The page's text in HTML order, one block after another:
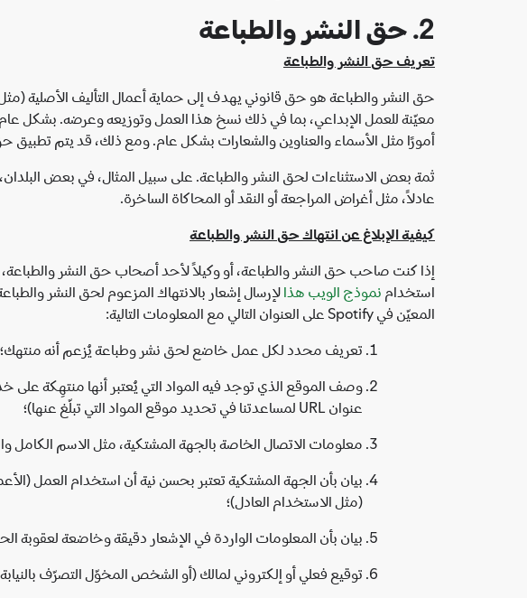
2. حق النشر والطباعة
تعريف حق النشر والطباعة
حق النشر والطباعة هو حق قانوني يهدف إلى حماية أعمال التأليف الأصلية
معيّنة للعمل الإبداعي، بما في ذلك نسخ هذا العمل وتوزيعه وعرضه. بشكل
أمورًا مثل الأسماء والعناوين والشعارات بشكل عام. ومع ذلك، قد يتم تطبيق
ثمة بعض الاستثناءات لحق النشر والطباعة. على سبيل المثال، في بعض
عادلاً، مثل أغراض المراجعة أو النقد أو المحاكاة الساخرة.
كيفية الإبلاغ عن انتهاك حق النشر والطباعة
استخدام نموذج الويب هذالإرسال إشعار بالانتهاك المزعوم لحق النشر
المعيّن في Spotify على العنوان التالي مع المعلومات التالية:
تعريف محدد لكل عمل خاضع لحق نشر وطباعة يُزعم أنه منتهك؛
عنوان URL لمساعدتنا في تحديد موقع المواد التي تبلّغ عنها)؛
معلومات الاتصال الخاصة بالجهة المشتكية، مثل الاسم الكامل
بيان بأن الجهة المشتكية تعتبر بحسن نية أن استخدام العمل
(مثل الاستخدام العادل)؛
بيان بأن المعلومات الواردة في الإشعار دقيقة وخاضعة لعقوبة
توقيع فعلي أو إلكتروني لمالك (أو الشخص المخوّل التصرّف